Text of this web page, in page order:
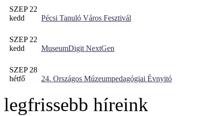
SZEP 22
kedd
Pécsi Tanuló Város Fesztivál
SZEP 22
kedd
MuseumDigit NextGen
SZEP 28
hétfő
24. Országos Múzeumpedagógiai Évnyitó
legfrissebb híreink